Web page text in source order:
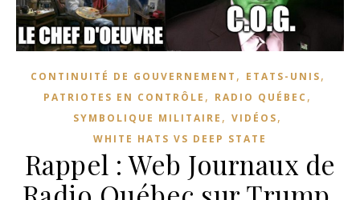
CONTINUITÉ DE GOUVERNEMENT , ETATS-UNIS,
PATRIOTES EN CONTRÔLE , RADIO QUÉBEC ,
SYMBOLIQUE MILITAIRE , VIDÉOS,
WHITE HATS VS DEEP STATE
Rappel : Web Journaux de